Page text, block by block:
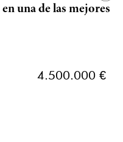
una de las mejores
4.500.000 €